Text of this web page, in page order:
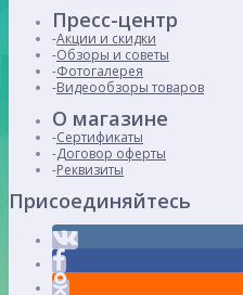
Пресс-центр
Акции и скидки
Обзоры и советы
Фотогалерея
Видеообзоры товаров
О магазине
Сертификаты
Договор оферты
Реквизиты
Присоединяйтесь